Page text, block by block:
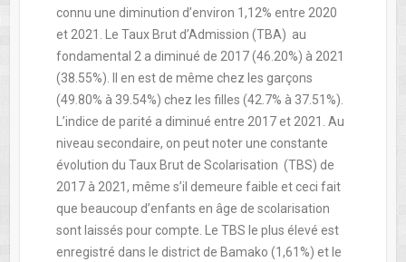
connu une diminution d’environ 1,12% entre 2020
et 2021. Le Taux Brut d’Admission (TBA) au
fondamental 2 a diminué de 2017 (46.20%) à 2021
(38.55%). Il en est de même chez les garçons
(49.80% à 39.54%) chez les filles (42.7% à 37.51%).
L’indice de parité a diminué entre 2017 et 2021. Au
niveau secondaire, on peut noter une constante
évolution du Taux Brut de Scolarisation (TBS) de
2017 à 2021, même s’il demeure faible et ceci fait
que beaucoup d’enfants en âge de scolarisation
sont laissés pour compte. Le TBS le plus élevé est
enregistré dans le district de Bamako (1,61%) et le